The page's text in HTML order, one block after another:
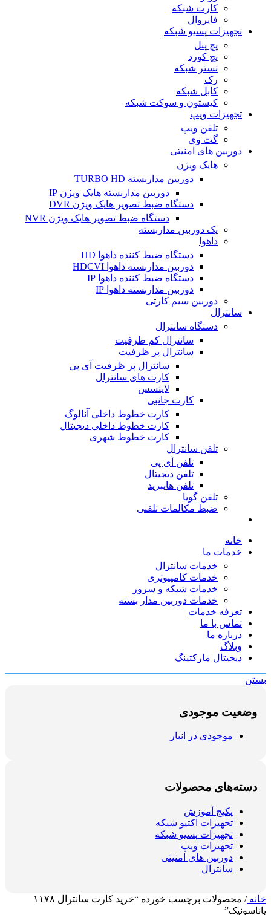
کارت شبکه
فایروال
تجهیزات پسیو شبکه
پچ پنل
پچ کورد
تستر شبکه
رک
کابل شبکه
کیستون و سوکت شبکه
تجهیزات ویپ
تلفن ویپ
گت وی
دوربین های امنیتی
هایک ویژن
دوربین مداربسته TURBO HD
دوربین مداربسته هایک ویژن IP
دستگاه ضبط تصویر هایک ویژن DVR
دستگاه ضبط تصویر هایک ویژن NVR
پک دوربین مداربسته
داهوا
دستگاه ضبط کننده داهوا HD
دوربین مداربسته داهوا HDCVI
دستگاه ضبط کننده داهوا IP
دوربین مداربسته داهوا IP
دوربین سیم کارتی
سانترال
دستگاه سانترال
سانترال کم ظرفیت
سانترال پر ظرفیت
سانترال پر ظرفیت آی پی
کارت های سانترال
لاینسس
کارت جانبی
کارت خطوط داخلی آنالوگ
کارت خطوط داخلی دیجیتال
کارت خطوط شهری
تلفن سانترال
تلفن آی پی
تلفن دیجیتال
تلفن هایبرید
تلفن گویا
ضبط مکالمات تلفنی
خانه
خدمات ما
خدمات سانترال
خدمات کامپیوتری
خدمات شبکه و سرور
خدمات دوربین مدار بسته
تعرفه خدمات
تماس با ما
درباره ما
وبلاگ
دیجیتال مارکتینگ
بستن
وضعیت موجودی
موجودی در انبار
دسته‌های محصولات
پکیج آموزش
تجهیزات اکتیو شبکه
تجهیزات پسیو شبکه
تجهیزات ویپ
دوربین های امنیتی
سانترال
خانه/
محصولات برچسب خورده “خرید کارت سانترال ۱۱۷۸
پاناسونیک”